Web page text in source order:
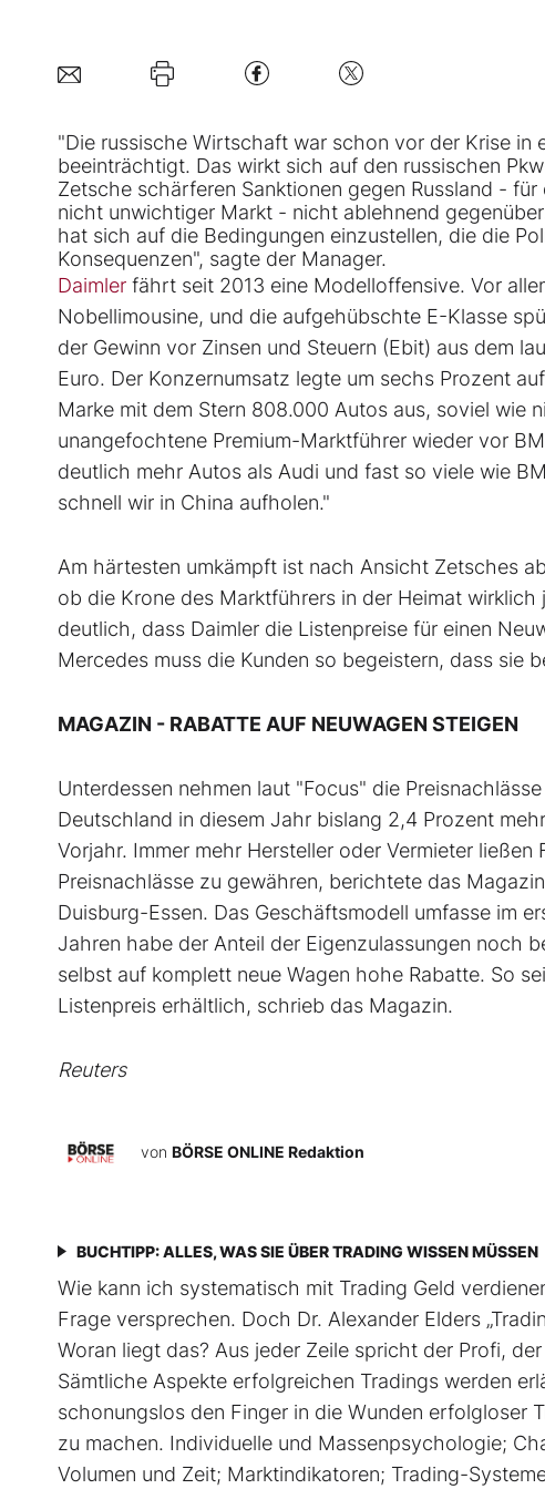
"Die russische Wirtschaft war schon vor der Krise in
beeinträchtigt. Das wirkt sich auf den russischen
Zetsche schärferen Sanktionen gegen Russland -
nicht unwichtiger Markt - nicht ablehnend
hat sich auf die Bedingungen einzustellen, die die
Konsequenzen", sagte der Manager.
Daimler fährt seit 2013 eine Modelloffensive. Vor
Nobellimousine, und die aufgehübschte E-Klasse
der Gewinn vor Zinsen und Steuern (Ebit) aus dem
Euro. Der Konzernumsatz legte um sechs Prozent
Marke mit dem Stern 808.000 Autos aus, soviel wie
unangefochtene Premium-Marktführer wieder vor
deutlich mehr Autos als Audi und fast so viele wie
schnell wir in China aufholen."
Am härtesten umkämpft ist nach Ansicht Zetsches
ob die Krone des Marktführers in der Heimat
deutlich, dass Daimler die Listenpreise für einen
Mercedes muss die Kunden so begeistern, dass sie
MAGAZIN - RABATTE AUF NEUWAGEN STEIGEN
Unterdessen nehmen laut "Focus" die
Deutschland in diesem Jahr bislang 2,4 Prozent
Vorjahr. Immer mehr Hersteller oder Vermieter
Preisnachlässe zu gewähren, berichtete das
Duisburg-Essen. Das Geschäftsmodell umfasse im
Jahren habe der Anteil der Eigenzulassungen noch
selbst auf komplett neue Wagen hohe Rabatte. So
Listenpreis erhältlich, schrieb das Magazin.
Reuters
von BÖRSE ONLINE Redaktion
BUCHTIPP: ALLES, WAS SIE ÜBER TRADING WISSEN MÜSSEN
Wie kann ich systematisch mit Trading Geld
Frage versprechen. Doch Dr. Alexander Elders
Woran liegt das? Aus jeder Zeile spricht der Profi,
Sämtliche Aspekte erfolgreichen Tradings werden
schonungslos den Finger in die Wunden erfolgloser
zu machen. Individuelle und Massenpsychologie;
Volumen und Zeit; Marktindikatoren; Trading-